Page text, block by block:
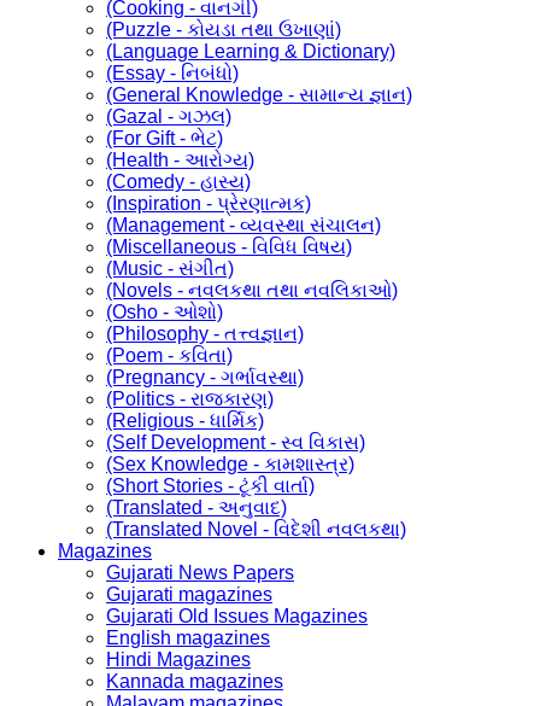
(Cooking - વાનગી)
(Puzzle - કોયડા તથા ઉખાણાં)
(Language Learning & Dictionary)
(Essay - નિબંધો)
(General Knowledge - સામાન્ય જ્ઞાન)
(Gazal - ગઝલ)
(For Gift - ભેટ)
(Health - આરોગ્ય)
(Comedy - હાસ્ય)
(Inspiration - પ્રેરણાત્મક)
(Management - વ્યવસ્થા સંચાલન)
(Miscellaneous - વિવિધ વિષય)
(Music - સંગીત)
(Novels - નવલકથા તથા નવલિકાઓ)
(Osho - ઓશો)
(Philosophy - તત્ત્વજ્ઞાન)
(Poem - કવિતા)
(Pregnancy - ગર્ભાવસ્થા)
(Politics - રાજકારણ)
(Religious - ધાર્મિક)
(Self Development - સ્વ વિકાસ)
(Sex Knowledge - કામશાસ્ત્ર)
(Short Stories - ટૂંકી વાર્તા)
(Translated - અનુવાદ)
(Translated Novel - વિદેશી નવલકથા)
Magazines
Gujarati News Papers
Gujarati magazines
Gujarati Old Issues Magazines
English magazines
Hindi Magazines
Kannada magazines